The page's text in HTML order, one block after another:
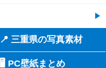
📍 三重県の写真素材
🖥️ PC壁紙まとめ